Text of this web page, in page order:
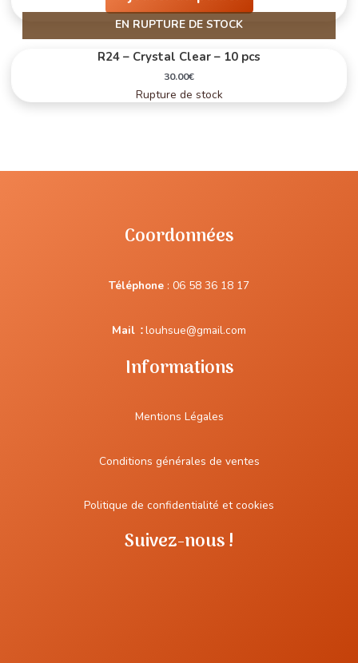
EN RUPTURE DE STOCK
R24 – Crystal Clear – 10 pcs
30.00€
Rupture de stock
Coordonnées
Téléphone : 06 58 36 18 17
Mail :louhsue@gmail.com
Informations
Mentions Légales
Conditions générales de ventes
Politique de confidentialité et cookies
Suivez-nous !